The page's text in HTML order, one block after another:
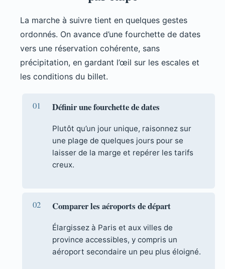
La marche à suivre tient en quelques gestes
ordonnés. On avance d’une fourchette de dates
vers une réservation cohérente, sans
précipitation, en gardant l’œil sur les escales et
les conditions du billet.
Définir une fourchette de dates
Plutôt qu’un jour unique, raisonnez sur
une plage de quelques jours pour se
laisser de la marge et repérer les tarifs
creux.
Comparer les aéroports de départ
Élargissez à Paris et aux villes de
province accessibles, y compris un
aéroport secondaire un peu plus éloigné.